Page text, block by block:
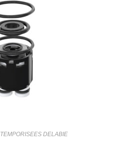
TEMPORISEES DELABIE